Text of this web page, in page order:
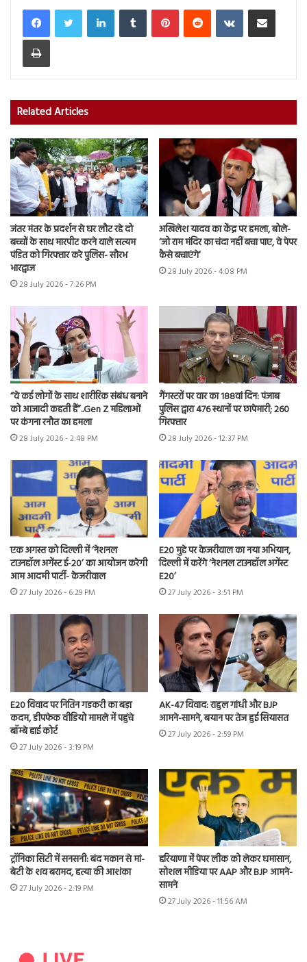
LinkedInTumblr PinterestReddit VKontakteShare via Email
Print
Related Articles
जंतर मंतर के प्रदर्शन से घर लौट रहे दो
बच्चों के साथ मारपीट करने वाले सत्यम
पंडित को गिरफ्तार करे पुलिस- सौरभ
भारद्वाज
28 July 2026 - 7:26 PM
अखिलेश यादव का केंद्र पर हमला, बोले-
‘जो राम मंदिर का चंदा नहीं बचा पाए, वे पेपर
कैसे बचाएंगे’
28 July 2026 - 4:08 PM
“वे कई लोगों के साथ शारीरिक संबंध बनाने
को आजादी कहती हैं”..Gen Z महिलाओं
पर कंगना रनौत का हमला
28 July 2026 - 2:48 PM
गैंगस्टरों पर वार का 188वां दिन: पंजाब
पुलिस द्वारा 476 स्थानों पर छापेमारी; 260
गिरफ्तार
28 July 2026 - 12:37 PM
एक अगस्त को दिल्ली में ‘नेशनल
टाउनहॉल अगेंस्ट ई-20’ का आयोजन करेगी
आम आदमी पार्टी- केजरीवाल
27 July 2026 - 6:29 PM
E20 मुद्दे पर केजरीवाल का नया अभियान,
दिल्ली में करेंगे ‘नेशनल टाउनहॉल अगेंस्ट
E20’
27 July 2026 - 3:51 PM
E20 विवाद पर नितिन गडकरी का बड़ा
कदम, डीपफेक वीडियो मामले में पहुंचे
बॉम्बे हाई कोर्ट
27 July 2026 - 3:19 PM
AK-47 विवाद: राहुल गांधी और BJP
आमने-सामने, बयान पर तेज हुई सियासत
27 July 2026 - 2:59 PM
ट्रॉनिका सिटी में सनसनी: बंद मकान से मां-
बेटी के शव बरामद, हत्या की आशंका
27 July 2026 - 2:19 PM
हरियाणा में पेपर लीक को लेकर घमासान,
सोशल मीडिया पर AAP और BJP आमने-
सामने
27 July 2026 - 11:56 AM